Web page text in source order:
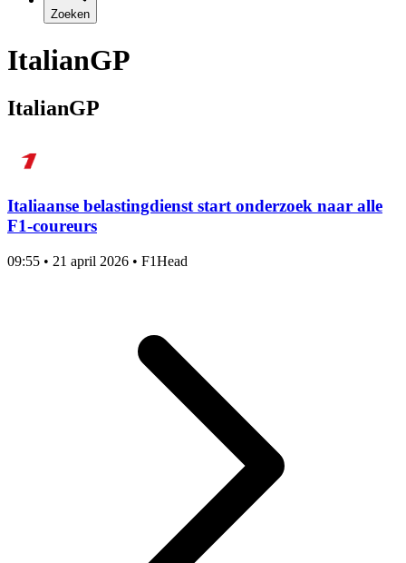
Zoeken
ItalianGP
ItalianGP
Italiaanse belastingdienst start onderzoek naar alle
F1-coureurs
09:55 • 21 april 2026 • F1Head